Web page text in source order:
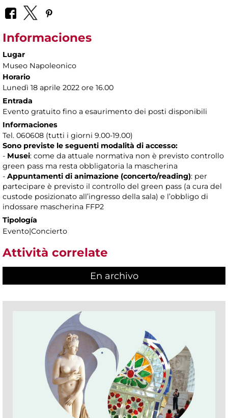
Informaciones
Lugar
Museo Napoleonico
Horario
Lunedì 18 aprile 2022 ore 16.00
Entrada
Evento gratuito fino a esaurimento dei posti disponibili
Informaciones
Tel. 060608 (tutti i giorni 9.00-19.00)
Sono previste le seguenti modalità di accesso:
- Musei: come da attuale normativa non è previsto controllo
green pass ma resta obbligatoria la mascherina
- Appuntamenti di animazione (concerto/reading): per
partecipare è previsto il controllo del green pass (a cura del
custode posizionato all’ingresso della sala) e l’obbligo di
indossare mascherina FFP2
Tipología
Evento|Concierto
Attività correlate
En archivo